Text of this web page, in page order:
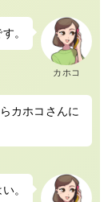
カホコ
。
カホコさんに
。